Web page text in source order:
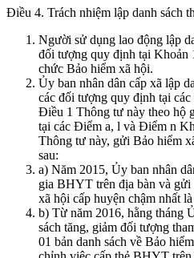
Điều 4. Trách nhiệm lập danh sách
Người sử dụng lao động lập
đối tượng quy định tại
chức Bảo hiểm xã hội.
Ủy ban nhân dân cấp xã lập
các đối tượng quy định tại
Điều 1 Thông tư này theo hộ
tại các Điểm a, l và Điểm n
Thông tư này, gửi Bảo hiểm
sau:
a) Năm 2015, Ủy ban nhân
gia BHYT trên địa bàn và gửi
xã hội cấp huyện chậm nhất
b) Từ năm 2016, hằng tháng
sách tăng, giảm đối tượng
01 bản danh sách về Bảo